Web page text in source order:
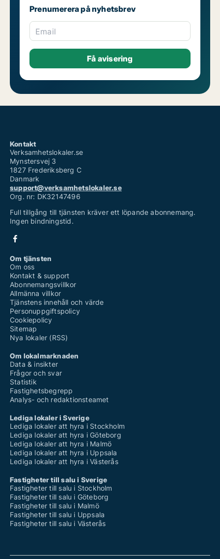
Prenumerera på nyhetsbrev
Email
Kontakt
Verksamhetslokaler.se
Mynstersvej 3
1827 Frederiksberg C
Danmark
support@verksamhetslokaler.se
Org. nr: DK32147496
Full tillgång till tjänsten kräver ett löpande abonnemang.
Ingen bindningstid.
Om tjänsten
Om oss
Kontakt & support
Abonnemangsvillkor
Allmänna villkor
Tjänstens innehåll och värde
Personuppgiftspolicy
Cookiepolicy
Sitemap
Nya lokaler (RSS)
Om lokalmarknaden
Data & insikter
Frågor och svar
Statistik
Fastighetsbegrepp
Analys- och redaktionsteamet
Lediga lokaler i Sverige
Lediga lokaler att hyra i Stockholm
Lediga lokaler att hyra i Göteborg
Lediga lokaler att hyra i Malmö
Lediga lokaler att hyra i Uppsala
Lediga lokaler att hyra i Västerås
Fastigheter till salu i Sverige
Fastigheter till salu i Stockholm
Fastigheter till salu i Göteborg
Fastigheter till salu i Malmö
Fastigheter till salu i Uppsala
Fastigheter till salu i Västerås